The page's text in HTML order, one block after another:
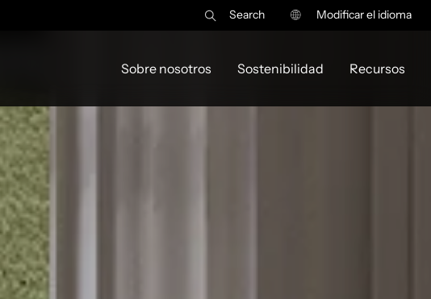
Search Modificar el idioma
Sobre nosotros Sostenibilidad Recursos